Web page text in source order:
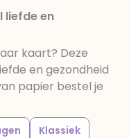
liefde en
kaart? Deze
en gezondheid
papier bestel je
Klassiek